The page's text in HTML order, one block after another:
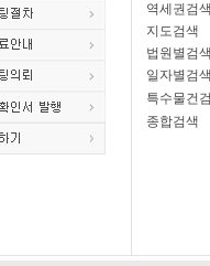
역세권검
지도검색
법원별검
일자별검
특수물건
종합검색